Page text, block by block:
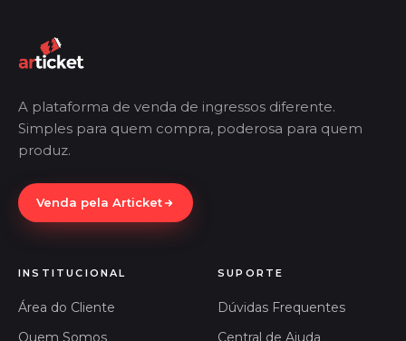
A plataforma de venda de ingressos diferente.
Simples para quem compra, poderosa para quem
produz.
Venda pela Articket
INSTITUCIONAL
Área do Cliente
Quem Somos
SUPORTE
Dúvidas Frequentes
Central de Ajuda